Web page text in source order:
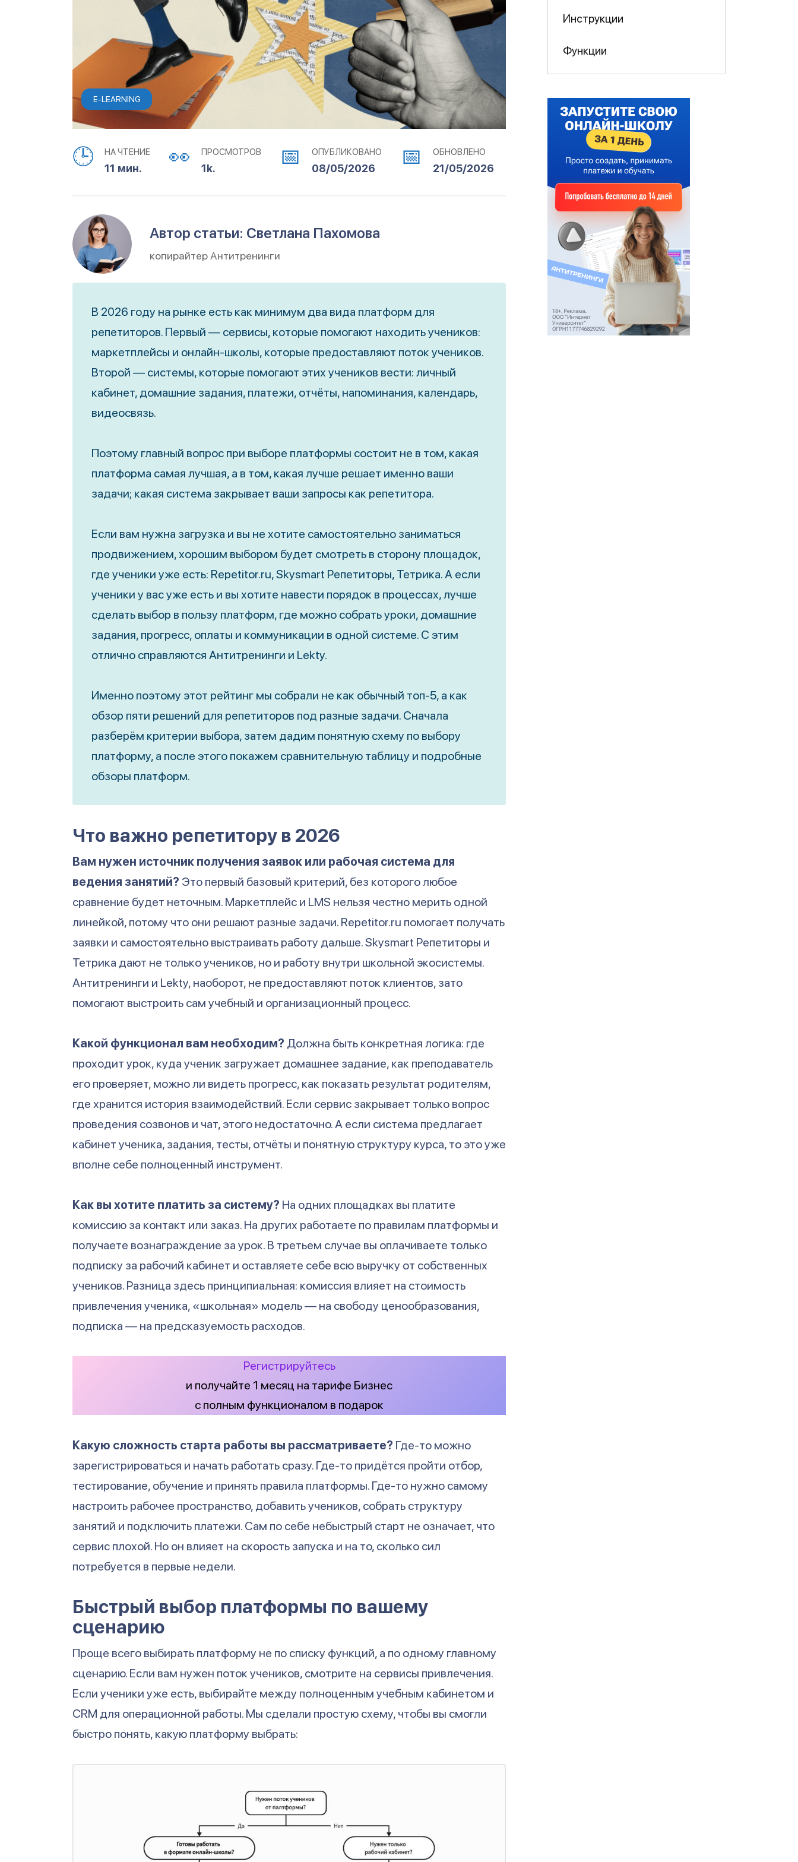
E-LEARNING
НА ЧТЕНИЕ
11 мин.
ПРОСМОТРОВ
1k.
ОПУБЛИКОВАНО
08/05/2026
ОБНОВЛЕНО
21/05/2026
Автор статьи: Светлана Пахомова
копирайтер Антитренинги
В 2026 году на рынке есть как минимум два вида платформ для
репетиторов. Первый — сервисы, которые помогают находить учеников:
маркетплейсы и онлайн-школы, которые предоставляют поток учеников.
Второй — системы, которые помогают этих учеников вести: личный
кабинет, домашние задания, платежи, отчёты, напоминания, календарь,
видеосвязь.
Поэтому главный вопрос при выборе платформы состоит не в том, какая
платформа самая лучшая, а в том, какая лучше решает именно ваши
задачи; какая система закрывает ваши запросы как репетитора.
Если вам нужна загрузка и вы не хотите самостоятельно заниматься
продвижением, хорошим выбором будет смотреть в сторону площадок,
где ученики уже есть: Repetitor.ru, Skysmart Репетиторы, Тетрика. А если
ученики у вас уже есть и вы хотите навести порядок в процессах, лучше
сделать выбор в пользу платформ, где можно собрать уроки, домашние
задания, прогресс, оплаты и коммуникации в одной системе. С этим
отлично справляются Антитренинги и Lekty.
Именно поэтому этот рейтинг мы собрали не как обычный топ-5, а как
обзор пяти решений для репетиторов под разные задачи. Сначала
разберём критерии выбора, затем дадим понятную схему по выбору
платформу, а после этого покажем сравнительную таблицу и подробные
обзоры платформ.
Что важно репетитору в 2026
Вам нужен источник получения заявок или рабочая система для
ведения занятий? Это первый базовый критерий, без которого любое
сравнение будет неточным. Маркетплейс и LMS нельзя честно мерить одной
линейкой, потому что они решают разные задачи. Repetitor.ru помогает получать
заявки и самостоятельно выстраивать работу дальше. Skysmart Репетиторы и
Тетрика дают не только учеников, но и работу внутри школьной экосистемы.
Антитренинги и Lekty, наоборот, не предоставляют поток клиентов, зато
помогают выстроить сам учебный и организационный процесс.
Какой функционал вам необходим? Должна быть конкретная логика: где
проходит урок, куда ученик загружает домашнее задание, как преподаватель
его проверяет, можно ли видеть прогресс, как показать результат родителям,
где хранится история взаимодействий. Если сервис закрывает только вопрос
проведения созвонов и чат, этого недостаточно. А если система предлагает
кабинет ученика, задания, тесты, отчёты и понятную структуру курса, то это уже
вполне себе полноценный инструмент.
Как вы хотите платить за систему? На одних площадках вы платите
комиссию за контакт или заказ. На других работаете по правилам платформы и
получаете вознаграждение за урок. В третьем случае вы оплачиваете только
подписку за рабочий кабинет и оставляете себе всю выручку от собственных
учеников. Разница здесь принципиальная: комиссия влияет на стоимость
привлечения ученика, «школьная» модель — на свободу ценообразования,
подписка — на предсказуемость расходов.
Регистрируйтесь
и получайте 1 месяц на тарифе Бизнес
с полным функционалом в подарок
Какую сложность старта работы вы рассматриваете? Где-то можно
зарегистрироваться и начать работать сразу. Где-то придётся пройти отбор,
тестирование, обучение и принять правила платформы. Где-то нужно самому
настроить рабочее пространство, добавить учеников, собрать структуру
занятий и подключить платежи. Сам по себе небыстрый старт не означает, что
сервис плохой. Но он влияет на скорость запуска и на то, сколько сил
потребуется в первые недели.
Быстрый выбор платформы по вашему
сценарию
Проще всего выбирать платформу не по списку функций, а по одному главному
сценарию. Если вам нужен поток учеников, смотрите на сервисы привлечения.
Если ученики уже есть, выбирайте между полноценным учебным кабинетом и
CRM для операционной работы. Мы сделали простую схему, чтобы вы смогли
быстро понять, какую платформу выбрать:
Инструкции
Функции